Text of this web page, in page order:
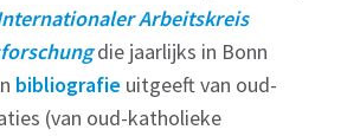
Arbeitskreis
die jaarlijks in Bonn
bibliografie uitgeeft van oud-
(van oud-katholieke